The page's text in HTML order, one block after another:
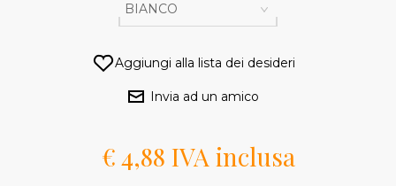
BIANCO
€ 4,88 IVA inclusa